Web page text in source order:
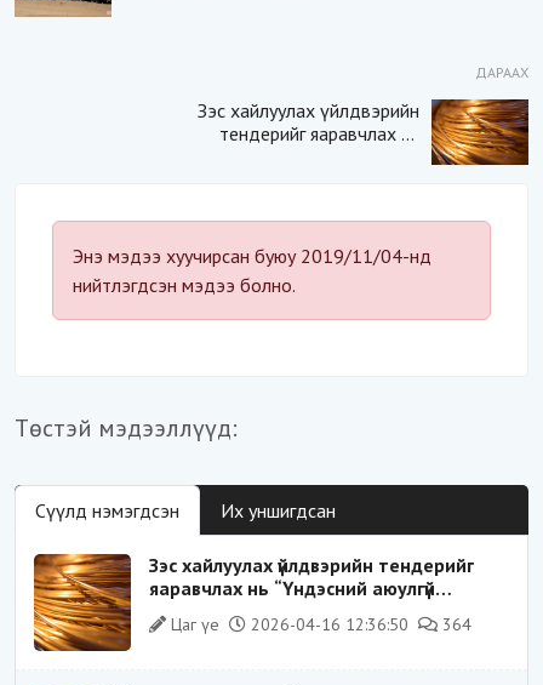
ДАРААХ
Зэс хайлуулах үйлдвэрийн
тендерийг яаравчлах нь
Энэ мэдээ хуучирсан буюу 2019/11/04-нд
нийтлэгдсэн мэдээ болно.
Төстэй мэдээллүүд:
Сүүлд нэмэгдсэн Их уншигдсан
Зэс хайлуулах үйлдвэрийн тендерийг
яаравчлах нь “Үндэсний аюулгүй
байдал“-д эрсдэлтэй юу?
Цаг үе 2026-04-16 12:36:50 364